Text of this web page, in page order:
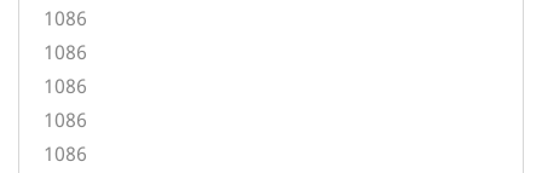
1086
1086
1086
1086
1086